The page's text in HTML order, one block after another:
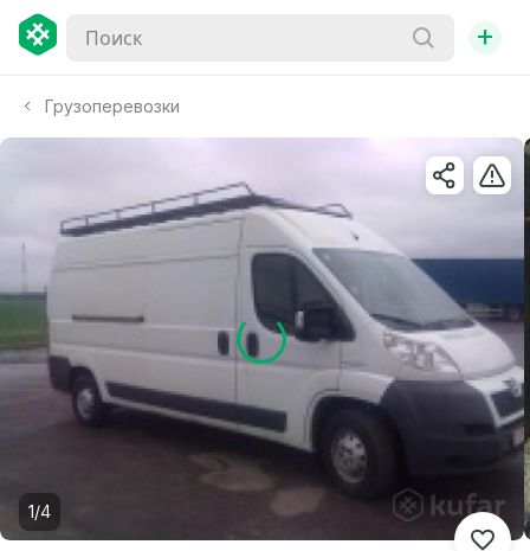
+
Грузоперевозки
1/4